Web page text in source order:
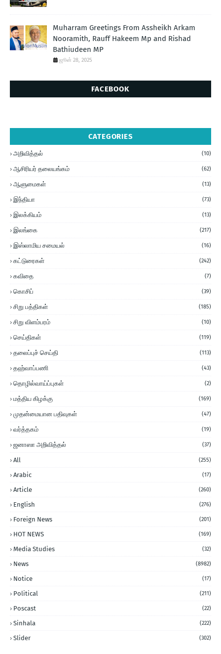
Muharram Greetings From Assheikh Arkam
Nooramith, Rauff Hakeem Mp and Rishad
Bathiudeen MP
ஜூன் 28, 2025
FACEBOOK
CATEGORIES
அறிவித்தல் (10)
ஆசிரியர் தலையங்கம் (62)
ஆளுமைகள் (13)
இந்தியா (73)
இலக்கியம் (13)
இலங்கை (217)
இஸ்லாமிய சமையல் (16)
கட்டுரைகள் (242)
கவிதை (7)
கொசிப் (39)
சிறு பத்திகள் (185)
சிறு விளம்பரம் (10)
செய்திகள் (119)
தலைப்புச் செய்தி (113)
தஹ்வாப்பணி (43)
தொழில்வாய்ப்புகள் (2)
மத்திய கிழக்கு (169)
முதன்மையான பதிவுகள் (47)
வர்த்தகம் (19)
ஜனாஸா அறிவித்தல் (37)
All (255)
Arabic (17)
Article (260)
English (276)
Foreign News (201)
HOT NEWS (169)
Media Studies (32)
News (8982)
Notice (17)
Political (211)
Poscast (22)
Sinhala (222)
Slider (302)